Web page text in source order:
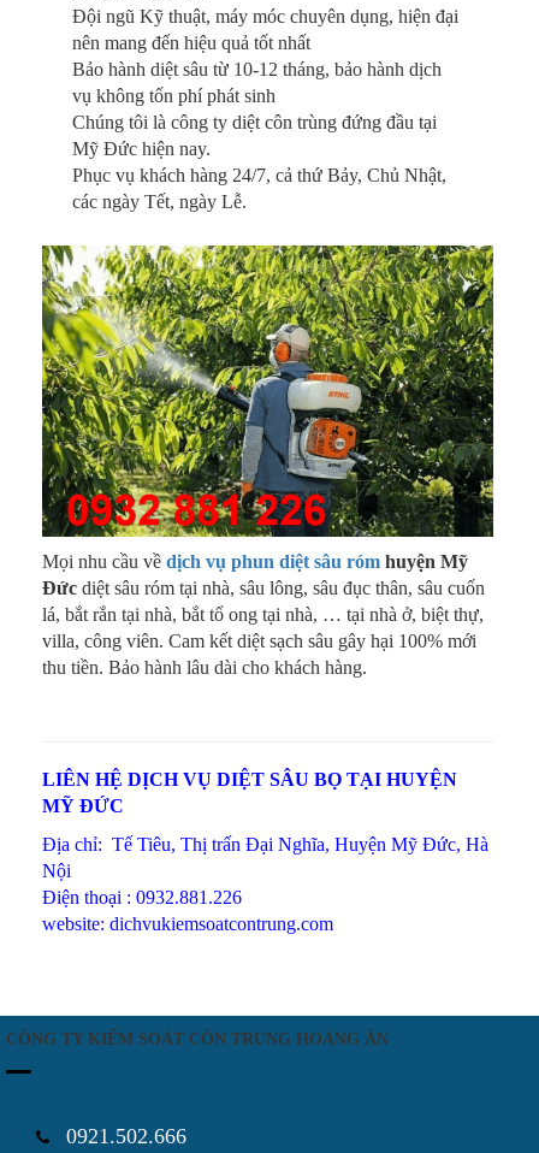
Đội ngũ Kỹ thuật, máy móc chuyên dụng, hiện đại
nên mang đến hiệu quả tốt nhất
Bảo hành diệt sâu từ 10-12 tháng, bảo hành dịch
vụ không tốn phí phát sinh
Chúng tôi là công ty diệt côn trùng đứng đầu tại
Mỹ Đức hiện nay.
Phục vụ khách hàng 24/7, cả thứ Bảy, Chủ Nhật,
các ngày Tết, ngày Lễ.
Mọi nhu cầu về dịch vụ phun diệt sâu róm huyện Mỹ
Đức diệt sâu róm tại nhà, sâu lông, sâu đục thân, sâu cuốn
lá, bắt rắn tại nhà, bắt tổ ong tại nhà, … tại nhà ở, biệt thự,
villa, công viên. Cam kết diệt sạch sâu gây hại 100% mới
thu tiền. Bảo hành lâu dài cho khách hàng.
LIÊN HỆ DỊCH VỤ DIỆT SÂU BỌ TẠI HUYỆN
MỸ ĐỨC
Địa chỉ: Tế Tiêu, Thị trấn Đại Nghĩa, Huyện Mỹ Đức, Hà
Nội
Điện thoại : 0932.881.226
website: dichvukiemsoatcontrung.com
CÔNG TY KIỂM SOÁT CÔN TRÙNG HOÀNG ÂN
0921.502.666